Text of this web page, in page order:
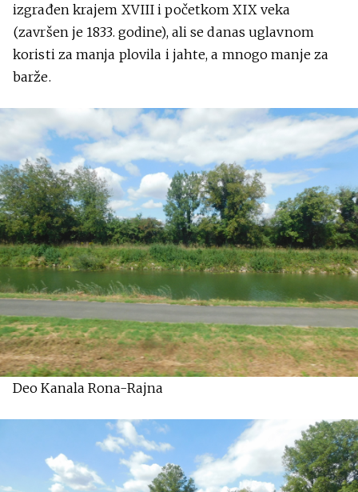
izgrađen krajem XVIII i početkom XIX veka
(završen je 1833. godine), ali se danas uglavnom
koristi za manja plovila i jahte, a mnogo manje za
barže.
Deo Kanala Rona-Rajna